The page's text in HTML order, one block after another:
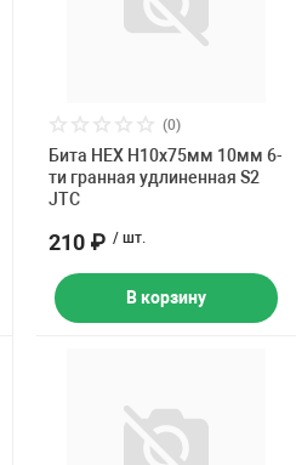
(0)
Бита HEX H10х75мм 10мм 6-
ти гранная удлиненная S2
JTC
210 ₽ / шт.
В корзину